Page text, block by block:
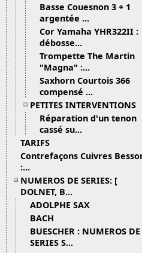
Basse Couesnon 3 + 1
argentée ...
Cor Yamaha YHR322II :
débosse...
Trompette The Martin
"Magna" :...
Saxhorn Courtois 366
compensé ...
PETITES INTERVENTIONS
Réparation d'un tenon
cassé su...
TARIFS
Contrefaçons Cuivres
:...
NUMEROS DE SERIES: [
DOLNET, B...
ADOLPHE SAX
BACH
BUESCHER : NUMEROS DE
SERIES S...